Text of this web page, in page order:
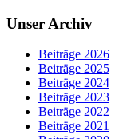
Unser Archiv
Beiträge 2026
Beiträge 2025
Beiträge 2024
Beiträge 2023
Beiträge 2022
Beiträge 2021